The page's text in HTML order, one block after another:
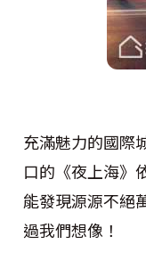
充滿魅力的國際
口的《夜上海》
能發現源源不絕
過我們想像！